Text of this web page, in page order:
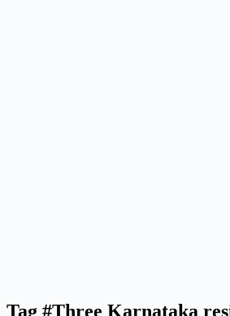
Tag #Three Karnataka